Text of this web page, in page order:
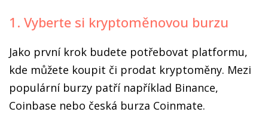
1. Vyberte si kryptoměnovou burzu
Jako první krok budete potřebovat platformu,
kde můžete koupit či prodat kryptoměny. Mezi
populární burzy patří například Binance,
Coinbase nebo česká burza Coinmate.